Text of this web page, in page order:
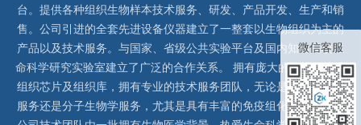
台。提供各种组织生物样本技术服务、研发、产品开发、生产和销
售。公司引进的全套先进设备仪器建立了一整套以生物组织为主的
产品以及技术服务。与国家、省级公共实验平台及国内知名高校生
命科学研究实验室建立了广泛的合作关系。 拥有庞大的石蜡、冰冻
组织芯片及组织库，拥有专业的技术服务团队，无论是形态病理学
服务还是分子生物学服务，尤其是具有丰富的免疫组化实验经验，
微信客服